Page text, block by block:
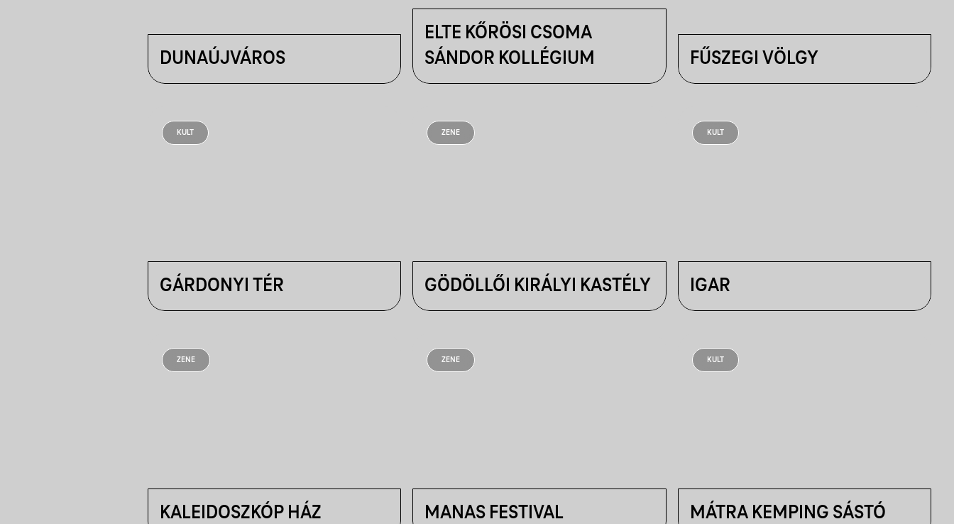
DUNAÚJVÁROS
ELTE KŐRÖSI CSOMA
SÁNDOR KOLLÉGIUM
FŰSZEGI VÖLGY
KULT
GÁRDONYI TÉR
ZENE
GÖDÖLLŐI KIRÁLYI KASTÉLY
KULT
IGAR
ZENE
KALEIDOSZKÓP HÁZ
ZENE
MANAS FESTIVAL
KULT
MÁTRA KEMPING SÁSTÓ